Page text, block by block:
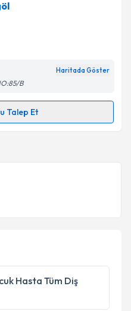
randevu takvimi talebi
randevu almanız için bir
ile bilgilendireceğiz.
ilişkin
verilerimin belirtilen
Haritada Göster
B
Talep Et
ile bilgilendireceğiz.
ilişkinAydınlatma
verilerimin belirtilen
kabul ediyorum.
Hasta Tüm Diş